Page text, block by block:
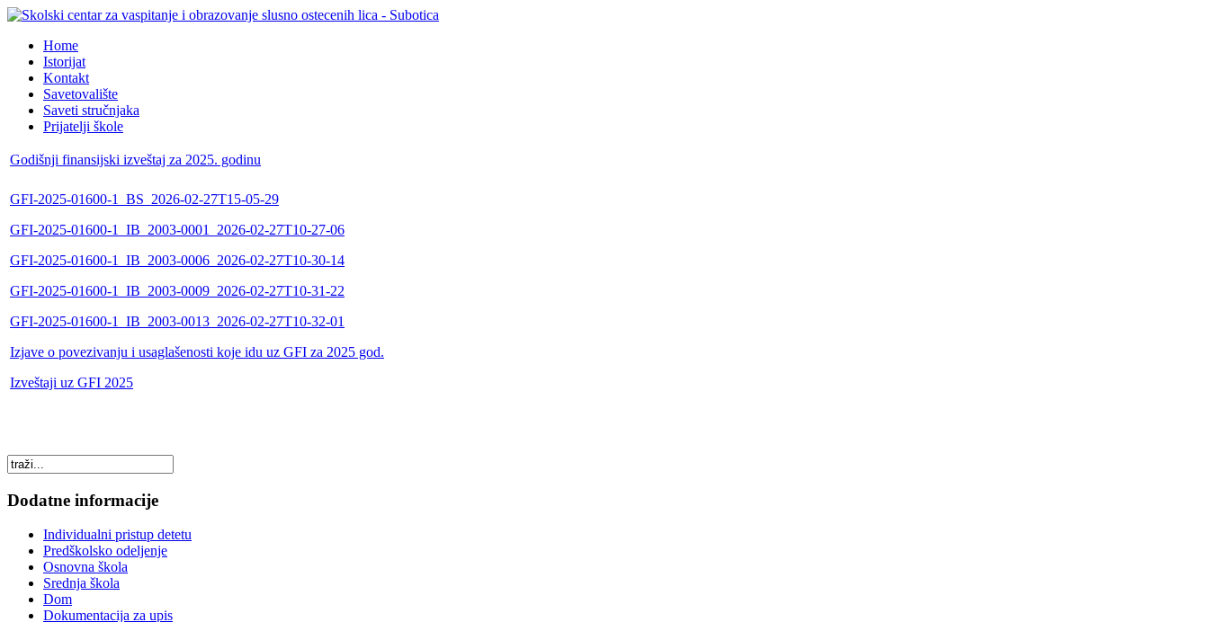
Home
Istorijat
Kontakt
Savetovalište
Saveti stručnjaka
Prijatelji škole
Godišnji finansijski izveštaj za 2025. godinu
GFI-2025-01600-1_BS_2026-02-27T15-05-29
GFI-2025-01600-1_IB_2003-0001_2026-02-27T10-27-06
GFI-2025-01600-1_IB_2003-0006_2026-02-27T10-30-14
GFI-2025-01600-1_IB_2003-0009_2026-02-27T10-31-22
GFI-2025-01600-1_IB_2003-0013_2026-02-27T10-32-01
Izjave o povezivanju i usaglašenosti koje idu uz GFI za 2025 god.
Izveštaji uz GFI 2025
Dodatne informacije
Individualni pristup detetu
Predškolsko odeljenje
Osnovna škola
Srednja škola
Dom
Dokumentacija za upis